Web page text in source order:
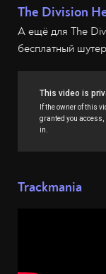
The Division
А ещё для The
бесплатный
Trackmania